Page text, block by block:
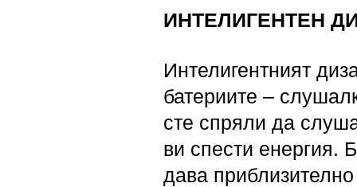
ИНТЕЛИГЕНТЕН
Интелигентният
батериите –
сте спряли да
ви спести енергия.
дава